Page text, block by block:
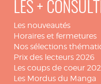
LES +
Les nouveautés
Horaires et fermetures
Nos sélections
Prix des lecteurs 2026
Les coups de coeur
Les Mordus du Manga